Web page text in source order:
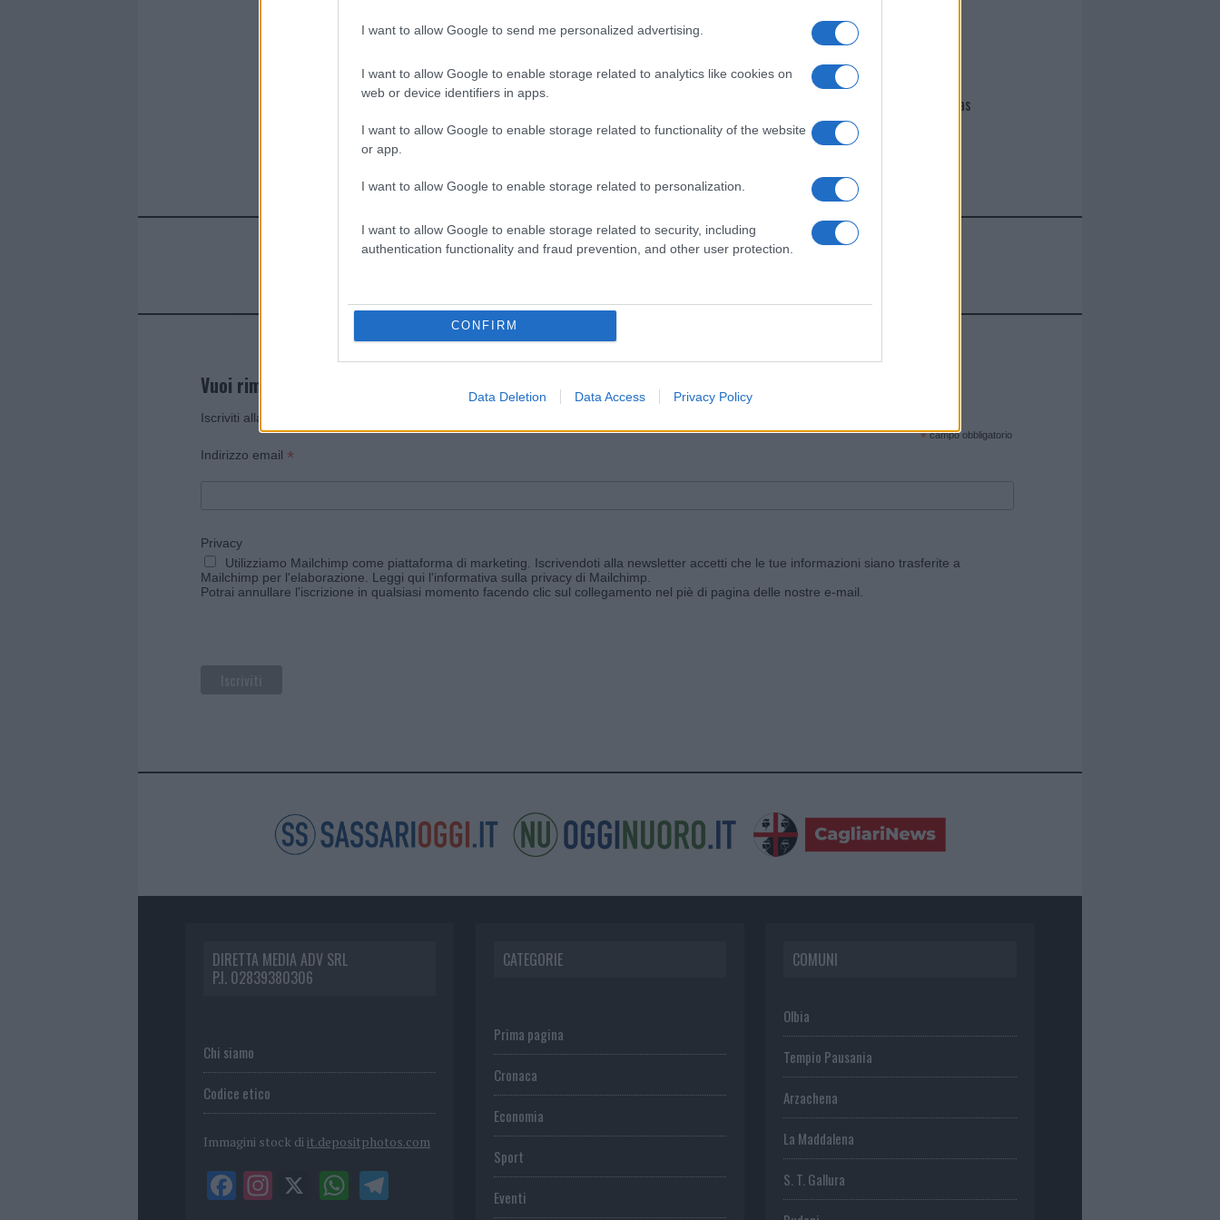
I want to allow Google to send me personalized advertising.
I want to allow Google to enable storage related to analytics like cookies on
web or device identifiers in apps.
I want to allow Google to enable storage related to functionality of the website
or app.
I want to allow Google to enable storage related to personalization.
I want to allow Google to enable storage related to security, including
authentication functionality and fraud prevention, and other user protection.
CONFIRM
Data Deletion Data Access Privacy Policy
I nostri cari
Giovannimaria Cabras
Vuoi rimanere sempre aggiornato?
Iscriviti alla newsletter di Gallura Oggi e ricevi le nostre email periodiche contenenti le ultime notizie pubblicate sul sito web!
*campo obbligatorio
Indirizzo email *
Privacy
Utilizziamo Mailchimp come piattaforma di marketing. Iscrivendoti alla newsletter accetti che le tue informazioni siano trasferite a
Mailchimp per l'elaborazione. Leggi qui l'informativa sulla privacy di Mailchimp
Potrai annullare l'iscrizione in qualsiasi momento facendo clic sul collegamento nel piè di pagina delle nostre e-mail.
DIRETTA MEDIA ADV SRL
P.I. 02839380306
Chi siamo
Codice etico
Immagini stock di it.depositphotos.com
CATEGORIE
Prima pagina
Cronaca
Economia
Sport
Eventi
COMUNI
Olbia
Tempio Pausania
Arzachena
La Maddalena
S. T. Gallura